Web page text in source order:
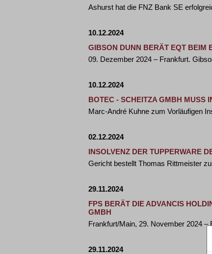
Ashurst hat die FNZ Bank SE
10.12.2024
GIBSON DUNN BERÄT EQT BEIM
09. Dezember 2024 – Frankfurt.
10.12.2024
BOTEC - SCHEITZA GMBH MUSS
Marc-André Kuhne zum Vorläufigen
02.12.2024
INSOLVENZ DER TUPPERWARE
Gericht bestellt Thomas Rittmeister
29.11.2024
FPS BERÄT DIE ADVANCIS
GMBH
Frankfurt/Main, 29. November 2024
29.11.2024